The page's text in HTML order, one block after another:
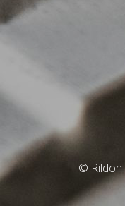
© Rildon